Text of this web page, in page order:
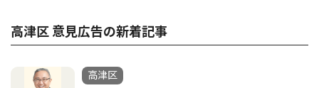
高津区 意見広告の新着記事
高津区